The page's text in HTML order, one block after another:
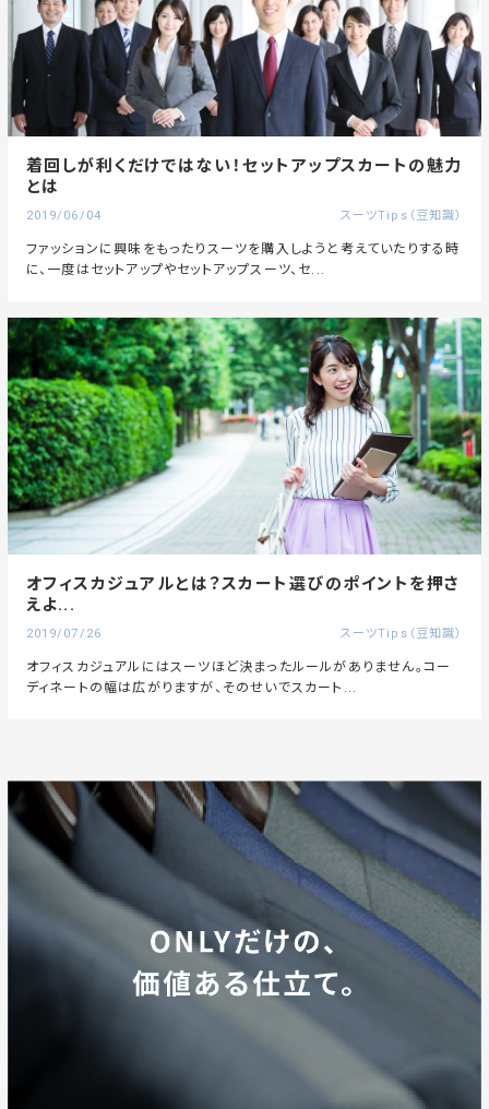
着回しが利くだけではない！セットアップスカートの魅力
とは
2019/06/04 スーツTips（豆知識）
ファッションに興味をもったりスーツを購入しようと考えていたりする時
に、一度はセットアップやセットアップスーツ、セ...
オフィスカジュアルとは？スカート選びのポイントを押さ
えよ...
2019/07/26 スーツTips（豆知識）
オフィスカジュアルにはスーツほど決まったルールがありません。コー
ディネートの幅は広がりますが、そのせいでスカート...